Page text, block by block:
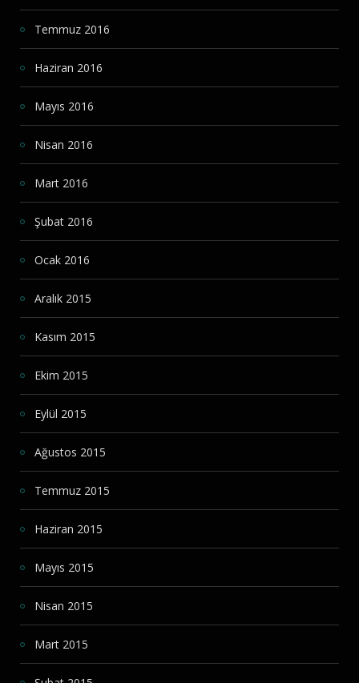
Temmuz 2016
Haziran 2016
Mayıs 2016
Nisan 2016
Mart 2016
Şubat 2016
Ocak 2016
Aralık 2015
Kasım 2015
Ekim 2015
Eylül 2015
Ağustos 2015
Temmuz 2015
Haziran 2015
Mayıs 2015
Nisan 2015
Mart 2015